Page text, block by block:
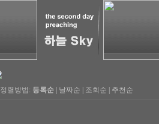
정렬방법: 등록순 날짜순 조회순 추천순